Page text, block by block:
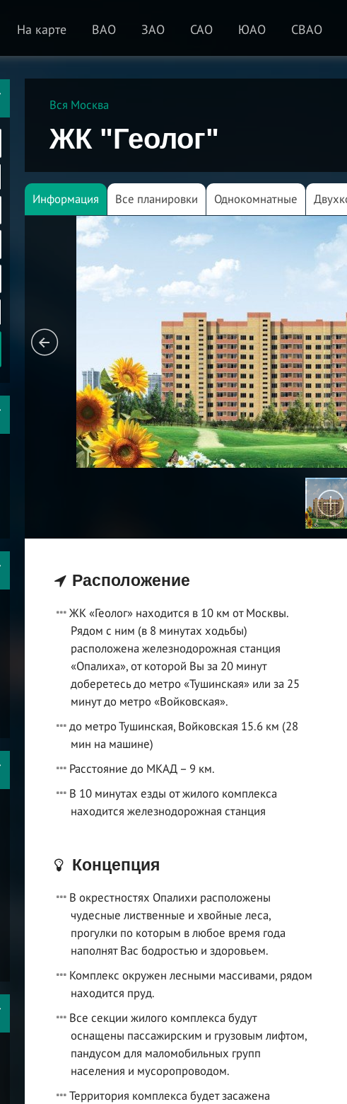
На карте ВАО ЗАО САО ЮАО СВАО
Вся Москва
ЖК "Геолог"
Информация Все планировки Однокомнатные
Расположение
ЖК «Геолог» находится в 10 км от Москвы.
Рядом с ним (в 8 минутах ходьбы)
расположена железнодорожная станция
«Опалиха», от которой Вы за 20 минут
доберетесь до метро «Тушинская» или за 25
минут до метро «Войковская».
до метро Тушинская, Войковская 15.6 км (28
мин на машине)
Расстояние до МКАД – 9 км.
В 10 минутах езды от жилого комплекса
находится железнодорожная станция
Концепция
В окрестностях Опалихи расположены
чудесные лиственные и хвойные леса,
прогулки по которым в любое время года
наполнят Вас бодростью и здоровьем.
Комплекс окружен лесными массивами, рядом
находится пруд.
Все секции жилого комплекса будут
оснащены пассажирским и грузовым лифтом,
пандусом для маломобильных групп
населения и мусоропроводом.
Территория комплекса будет засажена